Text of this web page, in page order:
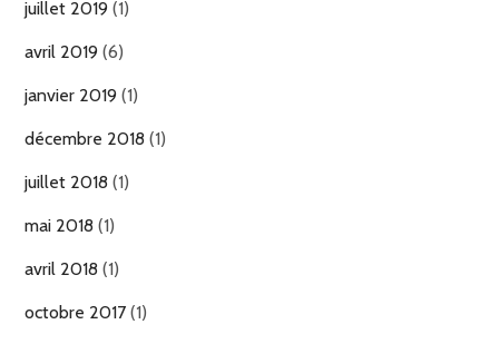
juillet 2019 (1)
avril 2019 (6)
janvier 2019 (1)
décembre 2018 (1)
juillet 2018 (1)
mai 2018 (1)
avril 2018 (1)
octobre 2017 (1)